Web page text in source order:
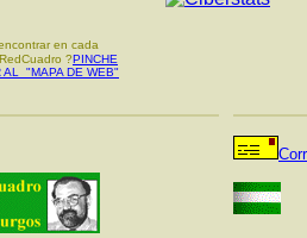
en cada
?PINCHE
AL "MAPA DE WEB"